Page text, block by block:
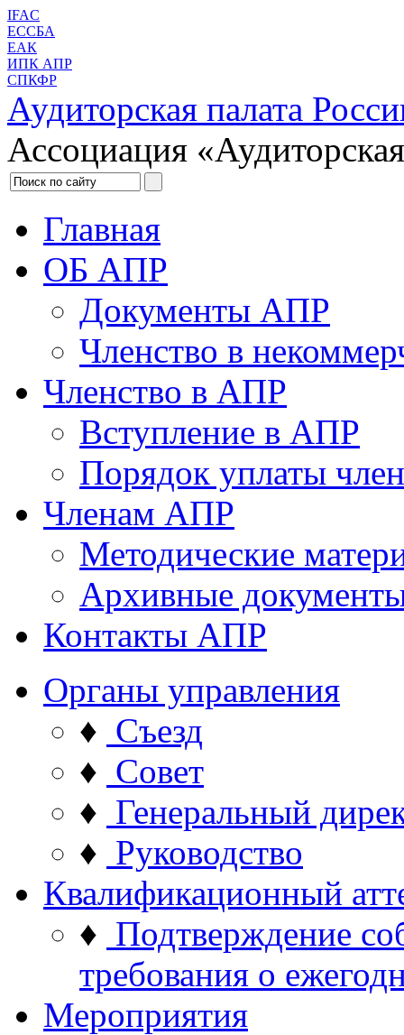
IFAC
ЕССБА
ЕАК
ИПК АПР
СПКФР
Аудиторская палата
Ассоциация
Главная
ОБ АПР
Документы АПР
Членство в
Членство в АПР
Вступление в АПР
Порядок уплаты
Членам АПР
Методические
Архивные
Контакты АПР
Органы управления
♦ Съезд
♦ Совет
♦ Генеральный
♦ Руководство
Квалификационный
♦ Подтверждение
требования о
Мероприятия